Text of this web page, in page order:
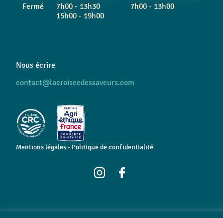
Fermé
7h00 - 13h30
15h00 - 19h00
7h00 - 13h00
Nous écrire
contact@lacroiseedessaveurs.com
Mentions légales- Politique de confidentialité